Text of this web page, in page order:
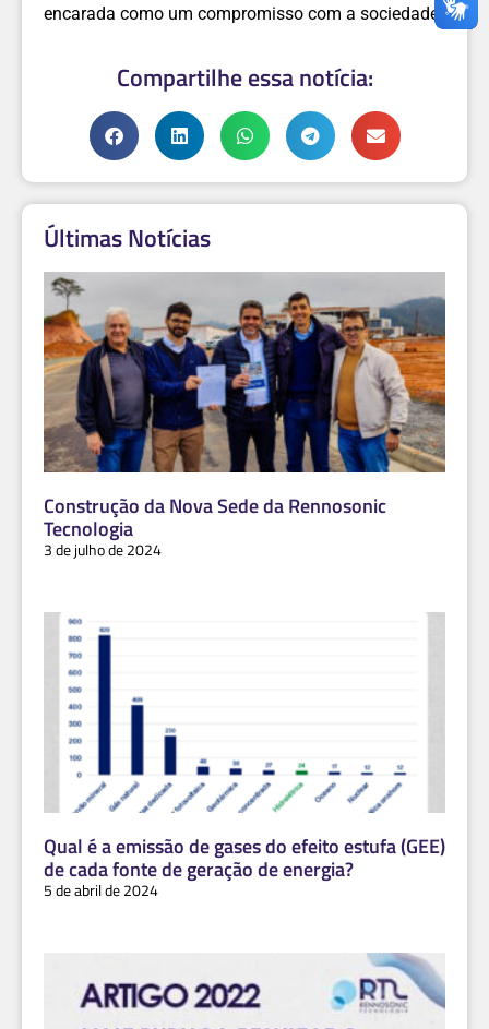
encarada como um compromisso com a sociedade.
Compartilhe essa notícia:
Últimas Notícias
Construção da Nova Sede da Rennosonic
Tecnologia
3 de julho de 2024
Qual é a emissão de gases do efeito estufa (GEE)
de cada fonte de geração de energia?
5 de abril de 2024